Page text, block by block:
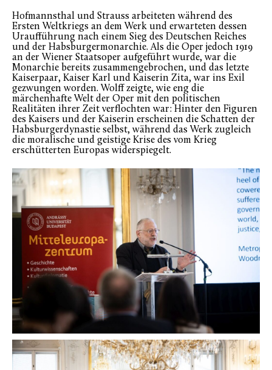
Hofmannsthal und Strauss arbeiteten während des
Ersten Weltkriegs an dem Werk und erwarteten dessen
Uraufführung nach einem Sieg des Deutschen Reiches
und der Habsburgermonarchie. Als die Oper jedoch 1919
an der Wiener Staatsoper aufgeführt wurde, war die
Monarchie bereits zusammengebrochen, und das letzte
Kaiserpaar, Kaiser Karl und Kaiserin Zita, war ins Exil
gezwungen worden. Wolff zeigte, wie eng die
märchenhafte Welt der Oper mit den politischen
Realitäten ihrer Zeit verflochten war: Hinter den Figuren
des Kaisers und der Kaiserin erscheinen die Schatten der
Habsburgerdynastie selbst, während das Werk zugleich
die moralische und geistige Krise des vom Krieg
erschütterten Europas widerspiegelt.